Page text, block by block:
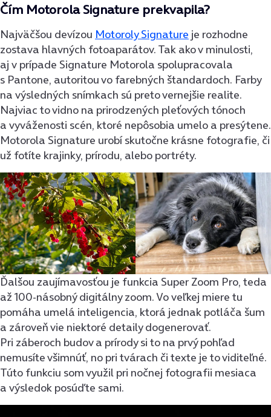
Čím Motorola Signature prekvapila?
Najväčšou devízou Motoroly Signature je rozhodne
zostava hlavných fotoaparátov. Tak ako v minulosti,
aj v prípade Signature Motorola spolupracovala
s Pantone, autoritou vo farebných štandardoch. Farby
na výsledných snímkach sú preto vernejšie realite.
Najviac to vidno na prirodzených pleťových tónoch
a vyváženosti scén, ktoré nepôsobia umelo a presýtene.
Motorola Signature urobí skutočne krásne fotografie, či
už fotíte krajinky, prírodu, alebo portréty.
Ďalšou zaujímavosťou je funkcia Super Zoom Pro, teda
až 100-násobný digitálny zoom. Vo veľkej miere tu
pomáha umelá inteligencia, ktorá jednak potláča šum
a zároveň vie niektoré detaily dogenerovať.
Pri záberoch budov a prírody si to na prvý pohľad
nemusíte všimnúť, no pri tvárach či texte je to viditeľné.
Túto funkciu som využil pri nočnej fotografii mesiaca
a výsledok posúďte sami.